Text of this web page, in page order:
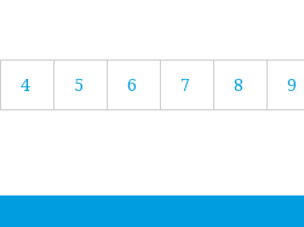
4 5 6 7 8 9